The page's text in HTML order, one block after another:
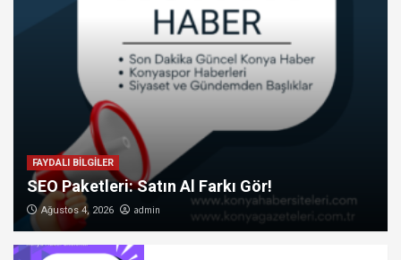
FAYDALI BİLGİLER
SEO Paketleri: Satın Al Farkı Gör!
Ağustos 4, 2026 admin